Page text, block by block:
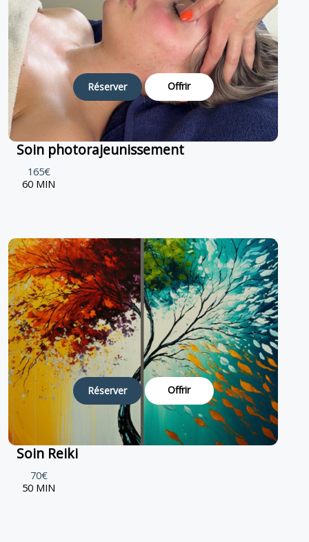
Réserver Offrir
Soin photorajeunissement
165€
60 MIN
Réserver Offrir
Soin Reiki
70€
50 MIN